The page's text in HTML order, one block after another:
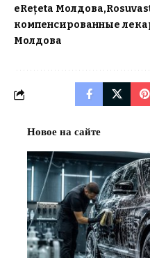
eRețeta Молдова
компенсированные
Молдова
Новое на сайте